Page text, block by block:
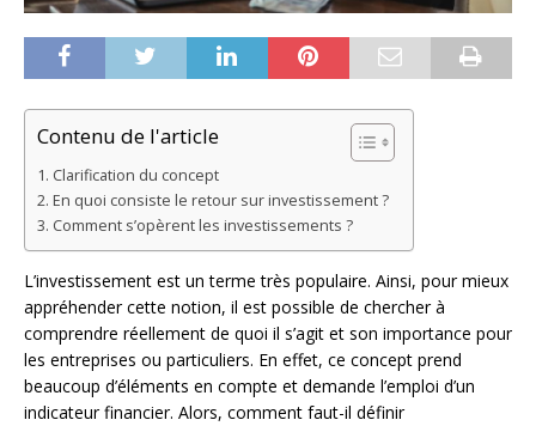
Contenu de l'article
Clarification du concept
En quoi consiste le retour sur investissement ?
Comment s’opèrent les investissements ?
L’investissement est un terme très populaire. Ainsi, pour mieux
appréhender cette notion, il est possible de chercher à
comprendre réellement de quoi il s’agit et son importance pour
les entreprises ou particuliers. En effet, ce concept prend
beaucoup d’éléments en compte et demande l’emploi d’un
indicateur financier. Alors, comment faut-il définir